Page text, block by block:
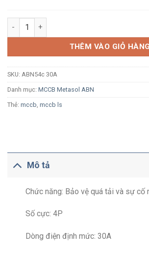
MCCB LS ABN54c 4P 30A 18kA số lượng
THÊM VÀO GIỎ HÀNG
SKU: ABN54c 30A
Danh mục: MCCB Metasol ABN
Thẻ: mccb mccb ls
Mô tả
Chức năng: Bảo vệ quá tải và sự cố
Số cực: 4P
Dòng điện định mức: 30A